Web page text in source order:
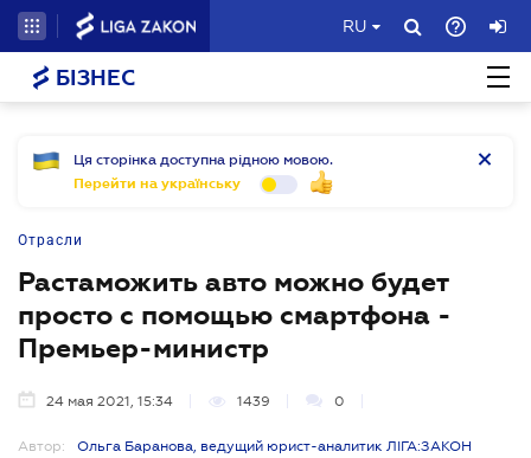
RU
БІЗНЕС
Ця сторінка доступна рідною мовою.
Перейти на українську
Отрасли
Растаможить авто можно будет
просто с помощью смартфона -
Премьер-министр
24 мая 2021, 15:34 1439 0
Автор:
Ольга Баранова, ведущий юрист-аналитик ЛІГА:ЗАКОН